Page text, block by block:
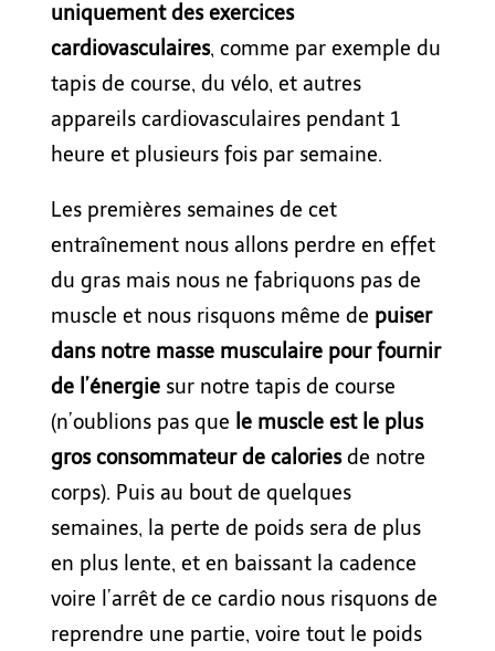
uniquement des exercices
cardiovasculaires, comme par exemple du
tapis de course, du vélo, et autres
appareils cardiovasculaires pendant 1
heure et plusieurs fois par semaine.
Les premières semaines de cet
entraînement nous allons perdre en effet
du gras mais nous ne fabriquons pas de
muscle et nous risquons même de puiser
dans notre masse musculaire pour fournir
de l’énergie sur notre tapis de course
(n’oublions pas que le muscle est le plus
gros consommateur de caloriesde notre
corps). Puis au bout de quelques
semaines, la perte de poids sera de plus
en plus lente, et en baissant la cadence
voire l’arrêt de ce cardio nous risquons de
reprendre une partie, voire tout le poids